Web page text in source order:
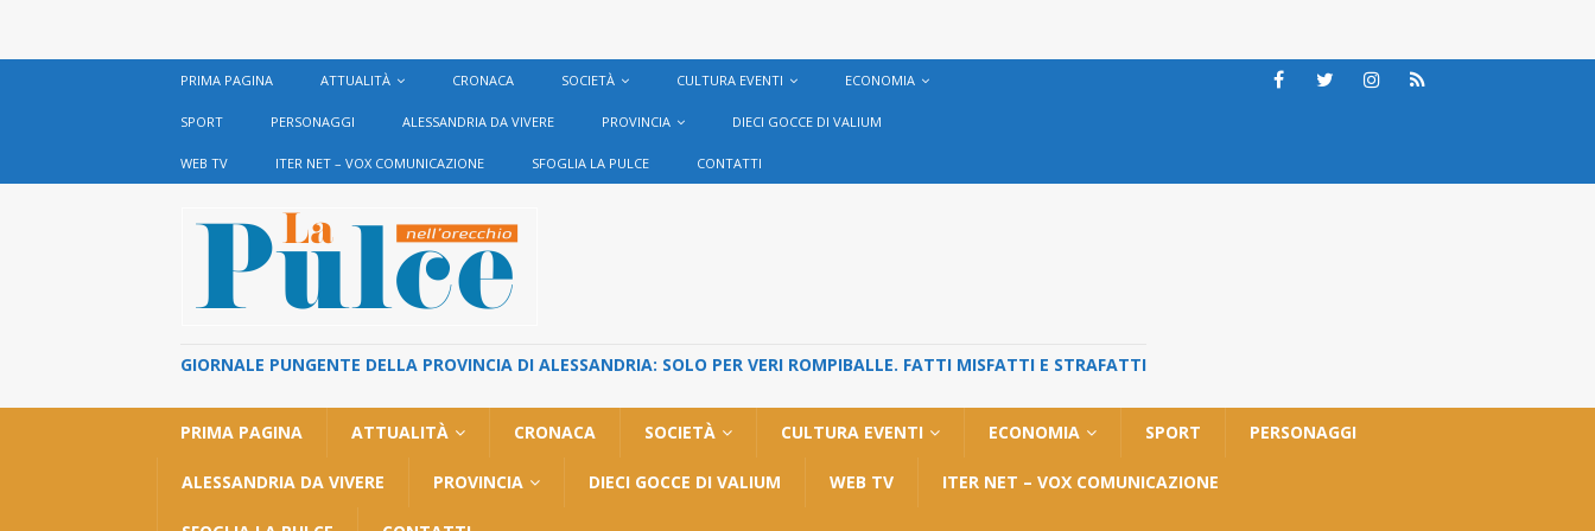
PRIMA PAGINA ATTUALITÀ CRONACA SOCIETÀ CULTURA EVENTI ECONOMIA
SPORT PERSONAGGI ALESSANDRIA DA VIVERE PROVINCIA DIECI GOCCE DI VALIUM
WEB TV ITER NET – VOX COMUNICAZIONE SFOGLIA LA PULCE CONTATTI
GIORNALE PUNGENTE DELLA PROVINCIA DI ALESSANDRIA: SOLO PER VERI ROMPIBALLE. FATTI MISFATTI E STRAFATTI
PRIMA PAGINA ATTUALITÀ CRONACA SOCIETÀ CULTURA EVENTI ECONOMIA SPORT PERSONAGGI
ALESSANDRIA DA VIVERE PROVINCIA DIECI GOCCE DI VALIUM WEB TV ITER NET – VOX COMUNICAZIONE